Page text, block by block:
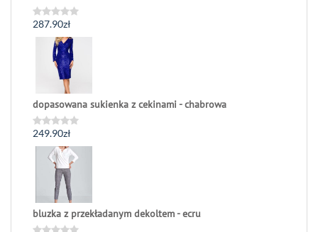
Oceniono
0
287.90zł
dopasowana sukienka z cekinami - chabrowa
Oceniono
0
249.90zł
bluzka z przekładanym dekoltem - ecru